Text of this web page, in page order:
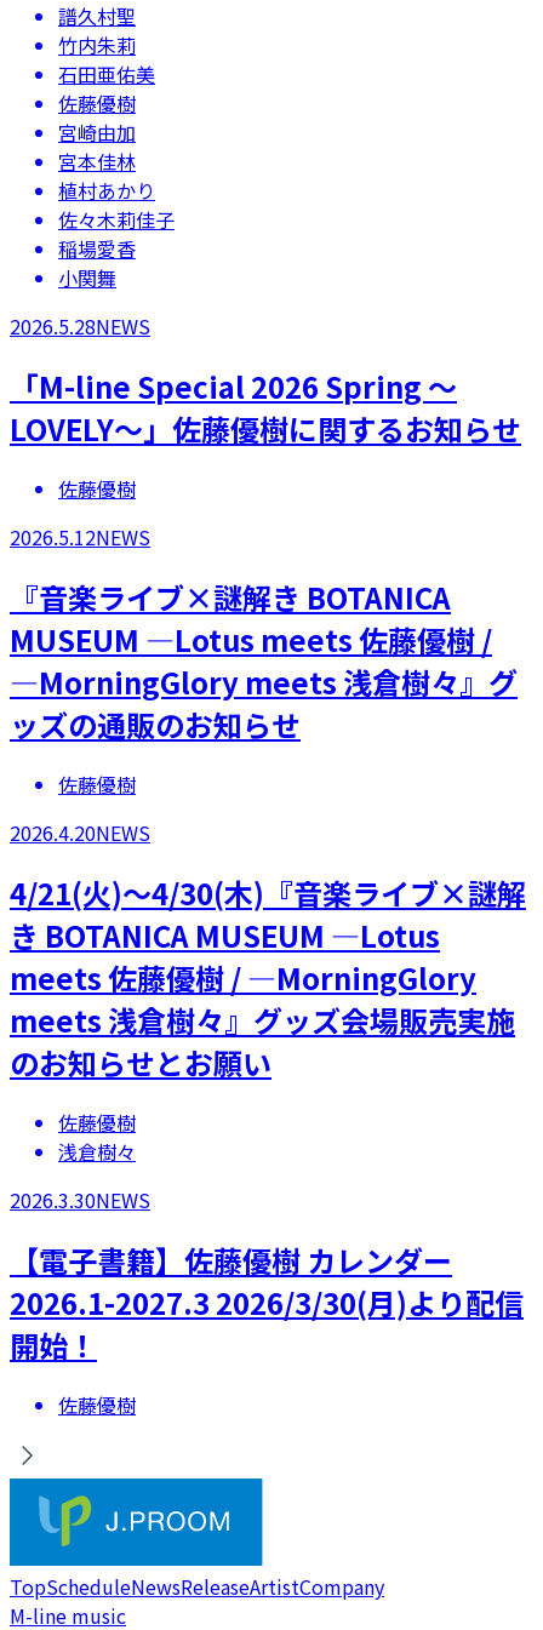
譜久村聖
竹内朱莉
石田亜佑美
佐藤優樹
宮崎由加
宮本佳林
植村あかり
佐々木莉佳子
稲場愛香
小関舞
2026.5.28NEWS
​「M-line Special 2026 Spring ～
LOVELY～」佐藤優樹に関するお知らせ
佐藤優樹
2026.5.12NEWS
『音楽ライブ×謎解き BOTANICA
MUSEUM ―Lotus meets 佐藤優樹 /
―MorningGlory meets 浅倉樹々』グ
ッズの通販のお知らせ
佐藤優樹
2026.4.20NEWS
4/21(火)～4/30(木)『音楽ライブ×謎解
き BOTANICA MUSEUM ―Lotus
meets 佐藤優樹 / ―MorningGlory
meets 浅倉樹々』グッズ会場販売実施
のお知らせとお願い
佐藤優樹
浅倉樹々
2026.3.30NEWS
【電子書籍】佐藤優樹 カレンダー
2026.1-2027.3 2026/3/30(月)より配信
開始！
佐藤優樹
TopScheduleNewsReleaseArtistCompany
M-line music